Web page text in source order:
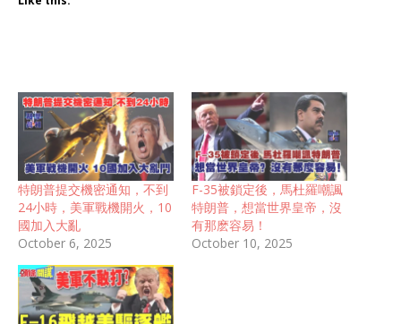
特朗普提交機密通知，不到
24小時，美軍戰機開火，10
國加入大亂
October 6, 2025
F-35被鎖定後，馬杜羅嘲諷
特朗普，想當世界皇帝，沒
有那麽容易！
October 10, 2025